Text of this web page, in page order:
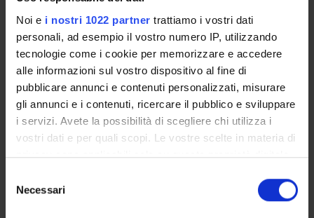
Noi e i nostri 1022 partner trattiamo i vostri dati
personali, ad esempio il vostro numero IP, utilizzando
tecnologie come i cookie per memorizzare e accedere
alle informazioni sul vostro dispositivo al fine di
pubblicare annunci e contenuti personalizzati, misurare
gli annunci e i contenuti, ricercare il pubblico e sviluppare
i servizi. Avete la possibilità di scegliere chi utilizza i
vostri dati e per quali scopi. Le vostre scelte in materia di
privacy sono applicabili solo su questa proprietà digitale
modificare o revocare il proprio consenso in qualsiasi
momento dalla Dichiarazione sui cookie o facendo clic
delNecessari
ORGANIZZAZIONE
GOVERNANCE
COMMISSIONI
UFFICI E STRUTTURE DI SERVIZIO
SERVIZI DI SEGRETERIA STUDENTI